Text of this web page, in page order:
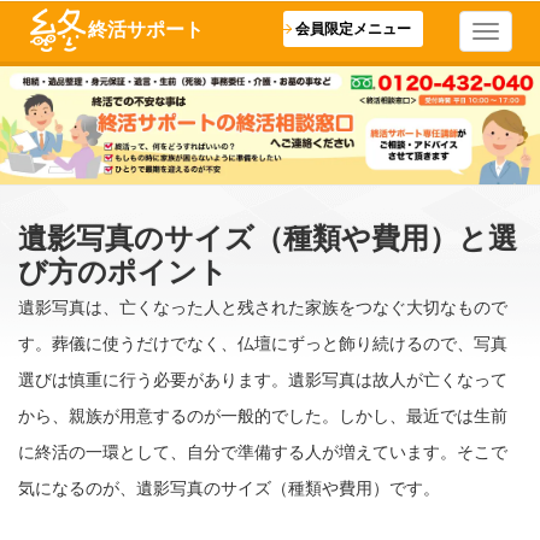
終活サポート 会員限定メニュー
遺影写真のサイズ（種類や費用）と選
び方のポイント
遺影写真は、亡くなった人と残された家族をつなぐ大切なもので
す。葬儀に使うだけでなく、仏壇にずっと飾り続けるので、写真
選びは慎重に行う必要があります。遺影写真は故人が亡くなって
から、親族が用意するのが一般的でした。しかし、最近では生前
に終活の一環として、自分で準備する人が増えています。そこで
気になるのが、遺影写真のサイズ（種類や費用）です。